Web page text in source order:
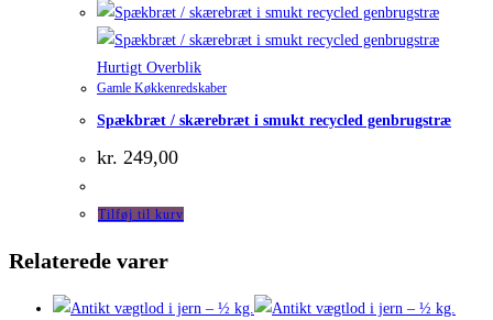
Hurtigt Overblik
Gamle Køkkenredskaber
Spækbræt / skærebræt i smukt recycled genbrugstræ
kr. 249,00
Tilføj til kurv
Relaterede varer